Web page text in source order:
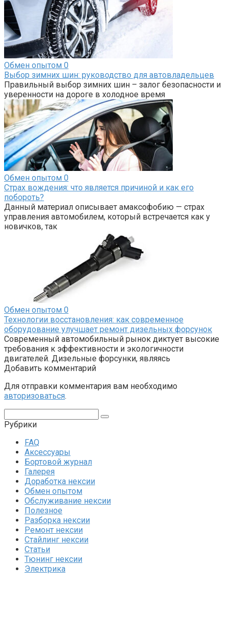
Обмен опытом 0
Выбор зимних шин: руководство для автовладельцев
Правильный выбор зимних шин – залог безопасности и
уверенности на дороге в холодное время
Обмен опытом 0
Страх вождения: что является причиной и как его
побороть?
Данный материал описывает амаксофобию — страх
управления автомобилем, который встречается как у
новичков, так
Обмен опытом 0
Технологии восстановления: как современное
оборудование улучшает ремонт дизельных форсунок
Современный автомобильный рынок диктует высокие
требования к эффективности и экологичности
двигателей. Дизельные форсунки, являясь
Добавить комментарий
Для отправки комментария вам необходимо
авторизоваться.
Рубрики
FAQ
Аксессуары
Бортовой журнал
Галерея
Доработка нексии
Обмен опытом
Обслуживание нексии
Полезное
Разборка нексии
Ремонт нексии
Стайлинг нексии
Статьи
Тюнинг нексии
Электрика